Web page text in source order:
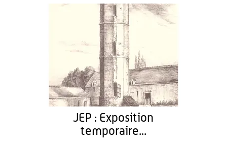
JEP : Exposition
temporaire...